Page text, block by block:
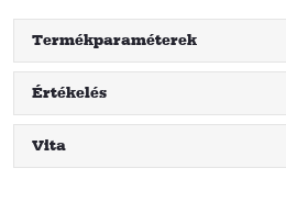
Termékparaméterek
Értékelés
Vita